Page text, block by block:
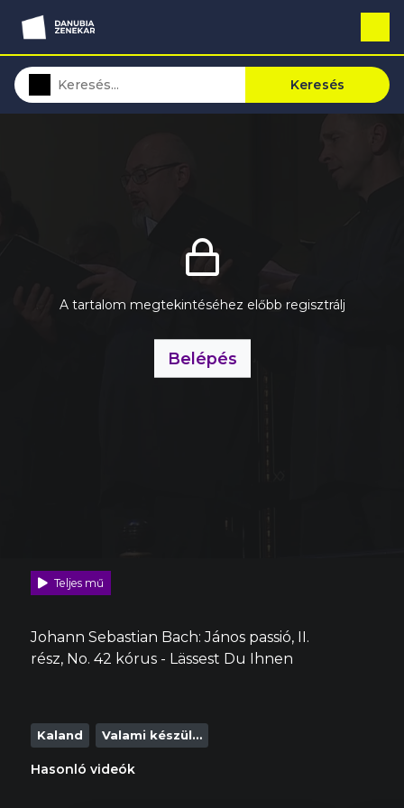
Keresés
A tartalom megtekintéséhez előbb regisztrálj
Belépés
Teljes mű
Johann Sebastian Bach: János passió, II.
rész, No. 42 kórus - Lässest Du Ihnen
Kaland Valami készül…
Hasonló videók